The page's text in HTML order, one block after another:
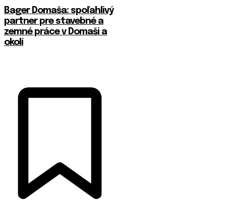
Bager Domaša: spoľahlivý
partner pre stavebné a
zemné práce v Domaši a
okolí